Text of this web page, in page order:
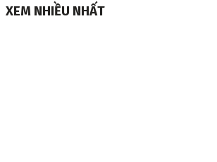
XEM NHIỀU NHẤT